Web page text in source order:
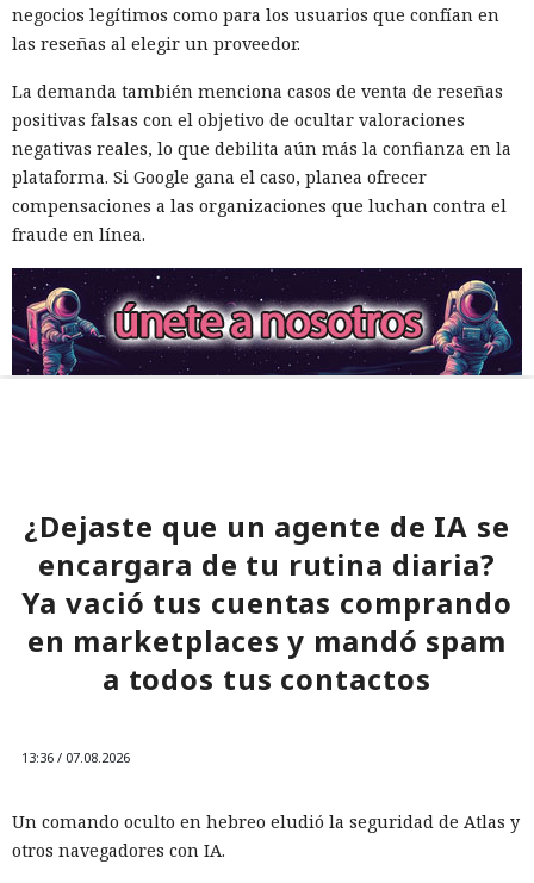
negocios legítimos como para los usuarios que confían en
las reseñas al elegir un proveedor.
La demanda también menciona casos de venta de reseñas
positivas falsas con el objetivo de ocultar valoraciones
negativas reales, lo que debilita aún más la confianza en la
plataforma. Si Google gana el caso, planea ofrecer
compensaciones a las organizaciones que luchan contra el
fraude en línea.
¿Dejaste que un agente de IA se
encargara de tu rutina diaria?
Ya vació tus cuentas comprando
en marketplaces y mandó spam
a todos tus contactos
13:36 / 07.08.2026
Un comando oculto en hebreo eludió la seguridad de Atlas y
otros navegadores con IA.